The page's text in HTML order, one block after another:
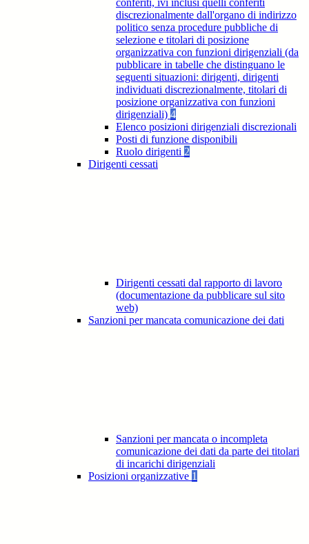
conferiti, ivi inclusi quelli conferiti
discrezionalmente dall'organo di indirizzo
politico senza procedure pubbliche di
selezione e titolari di posizione
organizzativa con funzioni dirigenziali (da
pubblicare in tabelle che distinguano le
seguenti situazioni: dirigenti, dirigenti
individuati discrezionalmente, titolari di
posizione organizzativa con funzioni
dirigenziali) 4
Elenco posizioni dirigenziali discrezionali
Posti di funzione disponibili
Ruolo dirigenti 2
Dirigenti cessati
Dirigenti cessati dal rapporto di lavoro
(documentazione da pubblicare sul sito
web)
Sanzioni per mancata comunicazione dei dati
Sanzioni per mancata o incompleta
comunicazione dei dati da parte dei titolari
di incarichi dirigenziali
Posizioni organizzative 1